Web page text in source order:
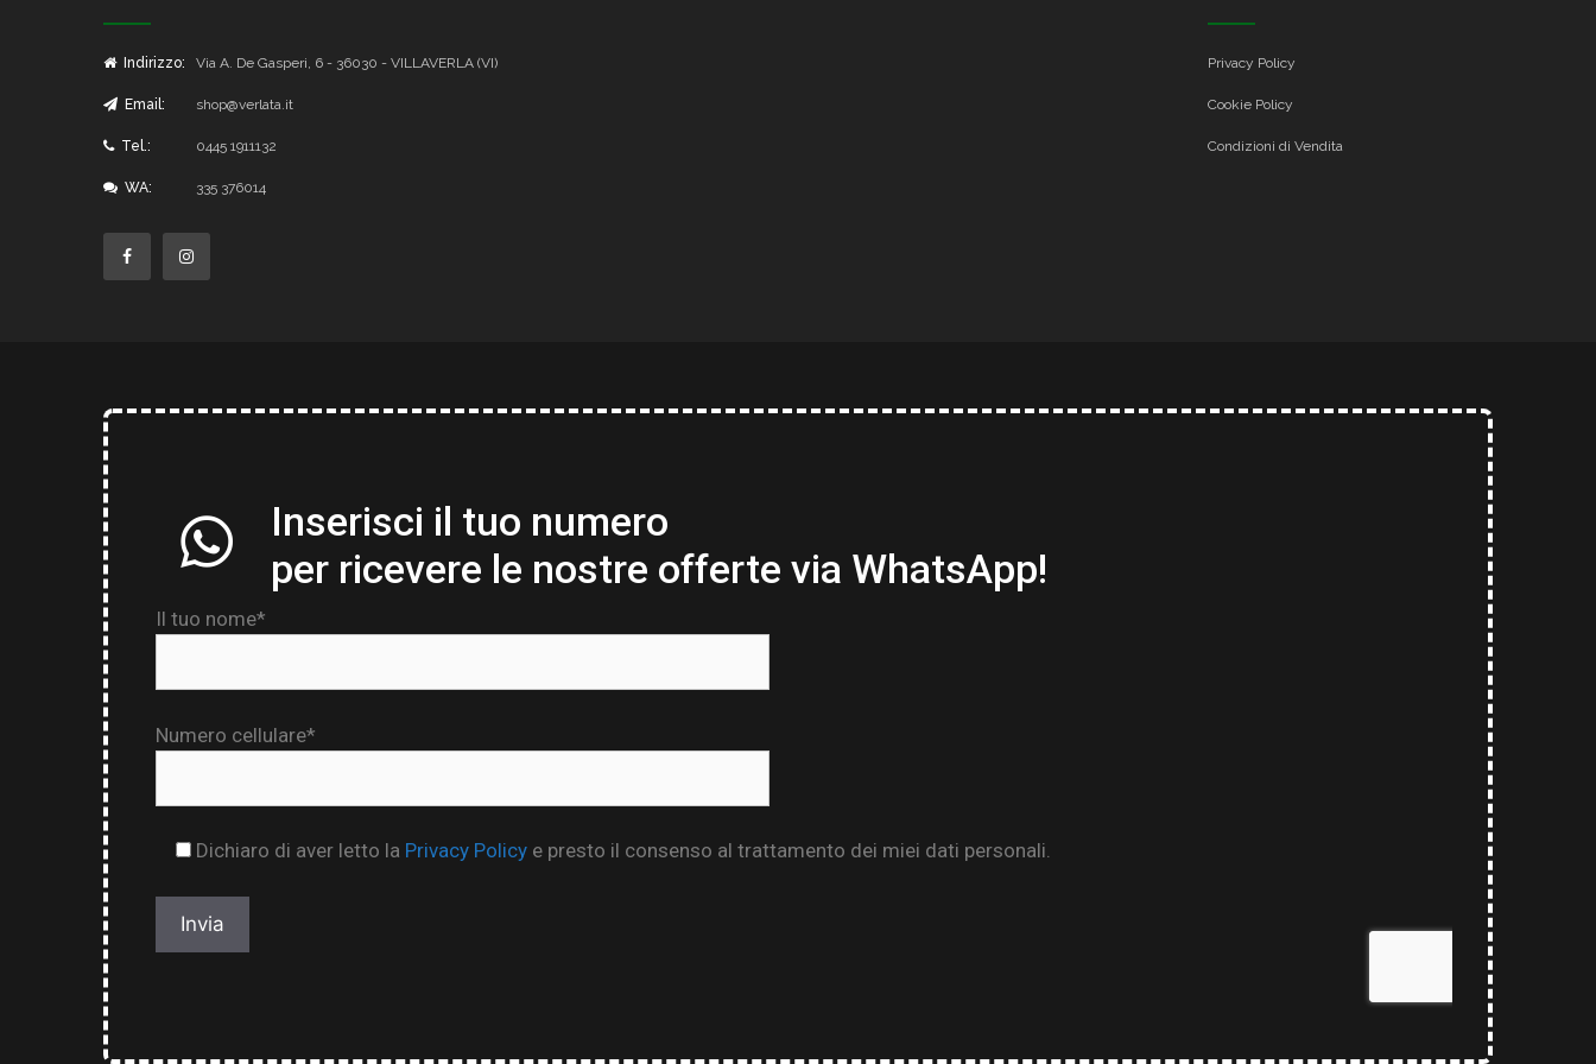
Indirizzo: Via A. De Gasperi, 6 - 36030 - VILLAVERLA (VI)
Email: shop@verlata.it
Tel.: 0445 1911132
WA: 335 376014
Privacy Policy
Cookie Policy
Condizioni di Vendita